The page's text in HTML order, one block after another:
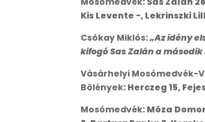
Kis Levente -, Lekrinszki
Csókay Miklós:„Az idény
kifogó Sas Zalán a
Vásárhelyi Mosómedvék-
Bölények: Herczeg 15,
Mosómedvék: Móza